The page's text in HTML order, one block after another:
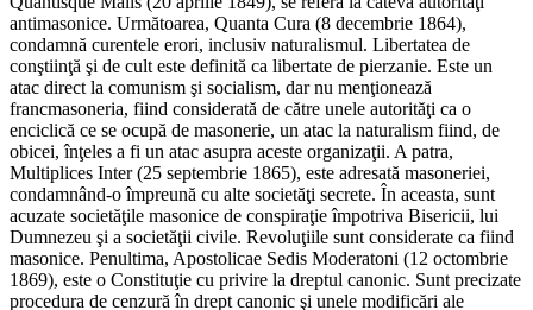
antimasonice. Următoarea, Quanta Cura (8 decembrie 1864),
condamnă curentele erori, inclusiv naturalismul. Libertatea de
conştiinţă şi de cult este definită ca libertate de pierzanie. Este un
atac direct la comunism şi socialism, dar nu menţionează
francmasoneria, fiind considerată de către unele autorităţi ca o
enciclică ce se ocupă de masonerie, un atac la naturalism fiind, de
obicei, înţeles a fi un atac asupra aceste organizaţii. A patra,
Multiplices Inter (25 septembrie 1865), este adresată masoneriei,
condamnând-o împreună cu alte societăţi secrete. În aceasta, sunt
acuzate societăţile masonice de conspiraţie împotriva Bisericii, lui
Dumnezeu şi a societăţii civile. Revoluţiile sunt considerate ca fiind
masonice. Penultima, Apostolicae Sedis Moderatoni (12 octombrie
1869), este o Constituţie cu privire la dreptul canonic. Sunt precizate
procedura de cenzură în drept canonic şi unele modificări ale